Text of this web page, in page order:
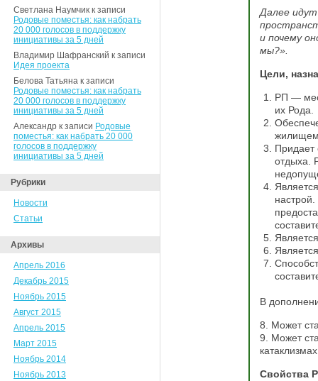
Светлана Наумчик к записи
Родовые поместья: как набрать
20 000 голосов в поддержку
инициативы за 5 дней
Владимир Шафранский к записи
Идея проекта
Белова Татьяна к записи
Родовые поместья: как набрать
20 000 голосов в поддержку
инициативы за 5 дней
Александр к записи Родовые
поместья: как набрать 20 000
голосов в поддержку
инициативы за 5 дней
Рубрики
Новости
Статьи
Архивы
Апрель 2016
Декабрь 2015
Ноябрь 2015
Август 2015
Апрель 2015
Март 2015
Ноябрь 2014
Ноябрь 2013
Далее
и почему
мы?».
Цели,
РП —
их Рода.
Придает
отдыха.
В
8. Может
9. Может
Свойства